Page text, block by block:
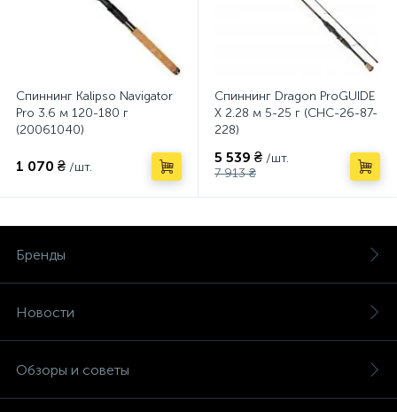
Спиннинг Kalipso Navigator
Pro 3.6 м 120-180 г
(20061040)
1 070 ₴ /шт.
Спиннинг Dragon ProGUIDE
X 2.28 м 5-25 г (CHC-26-87-
228)
5 539 ₴ /шт.
7 913 ₴
Бренды
Новости
Обзоры и советы